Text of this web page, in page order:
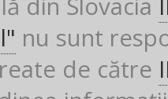
din Slovacia
nu sunt
de către